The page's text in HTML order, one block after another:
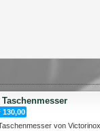
Taschenmesser
130,00
von